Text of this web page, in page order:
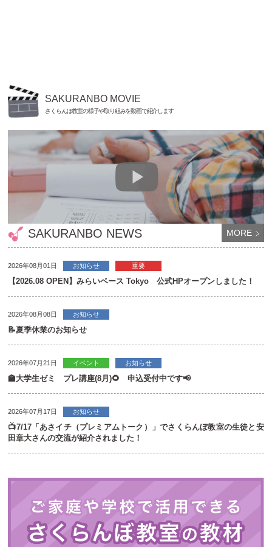
SAKURANBO NEWS MORE
2026年08月01日 お知らせ 重要
【2026.08 OPEN】みらいベース Tokyo 公式HPオープンしました！
2026年08月08日 お知らせ
📝夏季休業のお知らせ
2026年07月21日 イベント お知らせ
🏫大学生ゼミ プレ講座(8月)🌻 申込受付中です📢
2026年07月17日 お知らせ
📺7/17「あさイチ（プレミアムトーク）」でさくらんぼ教室の生徒と安
田章大さんの交流が紹介されました！
SAKURANBO MOVIE
さくらんぼ教室の様子や取り組みを動画で紹介します